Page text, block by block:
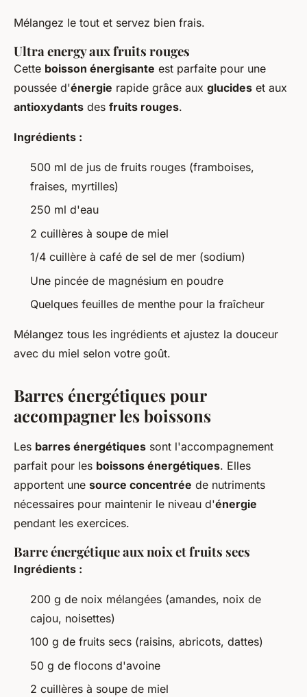
Mélangez le tout et servez bien frais.
Ultra energy aux fruits rouges
Cette boisson énergisante est parfaite pour une
poussée d'énergie rapide grâce aux glucides et aux
antioxydants des fruits rouges.
Ingrédients :
500 ml de jus de fruits rouges (framboises,
fraises, myrtilles)
250 ml d'eau
2 cuillères à soupe de miel
1/4 cuillère à café de sel de mer (sodium)
Une pincée de magnésium en poudre
Quelques feuilles de menthe pour la fraîcheur
Mélangez tous les ingrédients et ajustez la douceur
avec du miel selon votre goût.
Barres énergétiques pour
accompagner les boissons
Les barres énergétiques sont l'accompagnement
parfait pour les boissons énergétiques. Elles
apportent une source concentrée de nutriments
nécessaires pour maintenir le niveau d'énergie
pendant les exercices.
Barre énergétique aux noix et fruits secs
Ingrédients :
200 g de noix mélangées (amandes, noix de
cajou, noisettes)
100 g de fruits secs (raisins, abricots, dattes)
50 g de flocons d'avoine
2 cuillères à soupe de miel